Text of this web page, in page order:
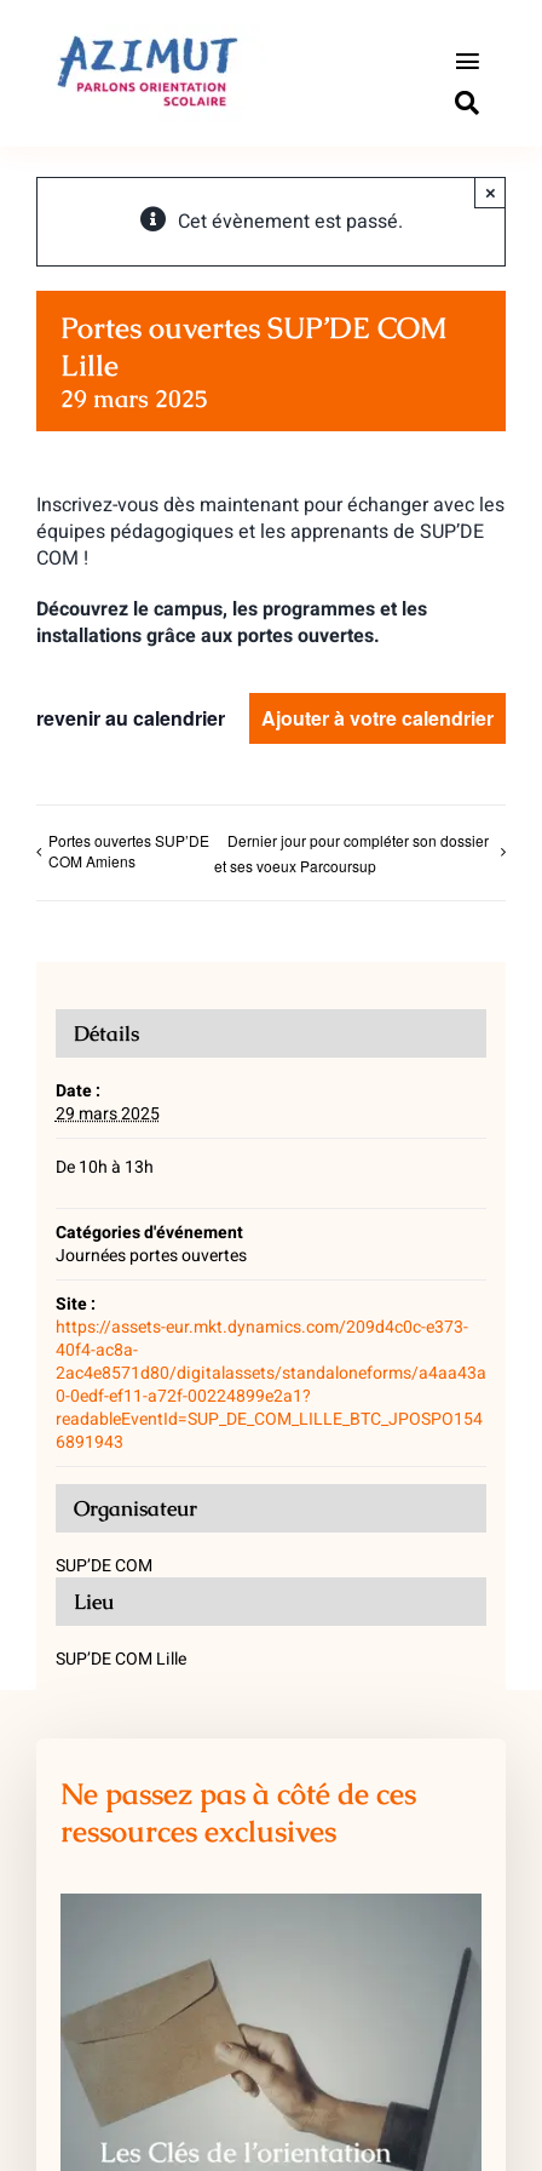
contenu
Toggle
Outils
Qui
Cet évènement est passé.
×
Portes ouvertes SUP’DE COM
Lille
29 mars 2025
Inscrivez-vous dès maintenant pour échanger avec les
équipes pédagogiques et les apprenants de SUP’DE
COM !
Découvrez le campus, les programmes et les
installations grâce aux portes ouvertes.
revenir au calendrier Ajouter à votre calendrier
Portes ouvertes SUP’DE
COM Amiens
Dernier jour pour compléter son dossier
et ses voeux Parcoursup
Détails
Date :
29 mars 2025
De 10h à 13h
Catégories d'événement
Journées portes ouvertes
Site :
https://assets-eur.mkt.dynamics.com/209d4c0c-e373-
40f4-ac8a-
2ac4e8571d80/digitalassets/standaloneforms/a4aa43a
0-0edf-ef11-a72f-00224899e2a1?
readableEventId=SUP_DE_COM_LILLE_BTC_JPOSPO154
6891943
Lieu
SUP’DE COM Lille
Organisateur
SUP’DE COM
Ne passez pas à côté de ces
ressources exclusives